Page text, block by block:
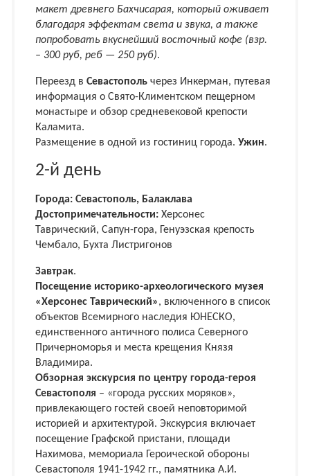
макет древнего Бахчисарая, который оживает
благодаря эффектам света и звука, а также
попробовать вкуснейший восточный кофе (взр.
– 300 руб, реб — 250 руб).
Переезд в Севастополь через Инкерман, путевая
информация о Свято-Климентском пещерном
монастыре и обзор средневековой крепости
Каламита.
Размещение в одной из гостиниц города. Ужин.
2-й день
Города: Севастополь, Балаклава
Достопримечательности: Херсонес
Таврический, Сапун-гора, Генуэзская крепость
Чембало, Бухта Листригонов
Завтрак.
Посещение историко-археологического музея
«Херсонес Таврический», включенного в список
объектов Всемирного наследия ЮНЕСКО,
единственного античного полиса Cеверного
Причерноморья и места крещения Князя
Владимира.
Обзорная экскурсия по центру города-героя
Севастополя – «города русских моряков»,
привлекающего гостей своей неповторимой
историей и архитектурой. Экскурсия включает
посещение Графской пристани, площади
Нахимова, мемориала Героической обороны
Севастополя 1941-1942 гг., памятника А.И.